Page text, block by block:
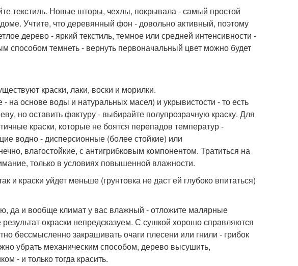
текстиль. Новые шторы, чехлы, покрывала - самый простой
Учтите, что деревянный фон - довольно активный, поэтому
дерево - яркий текстиль, темное или средней интенсивности -
способом темнеть - вернуть первоначальный цвет можно будет
краски, лаки, воски и морилки.
на основе воды и натуральных масел) и укрывистости - то есть
но оставить фактуру - выбирайте полупрозрачную краску. Для
краски, которые не боятся перепадов температур -
водно - дисперсионные (более стойкие) или
влагостойкие, с антигрибковым компонентом. Тратиться на
только в условиях повышенной влажности.
и краски уйдет меньше (грунтовка не даст ей глубоко впитаться)
да и вообще климат у вас влажный - отложите малярные
окраски непредсказуем. С сушкой хорошо справляются
бессмысленно закрашивать очаги плесени или гнили - грибок
убрать механическим способом, дерево высушить,
- и только тогда красить.